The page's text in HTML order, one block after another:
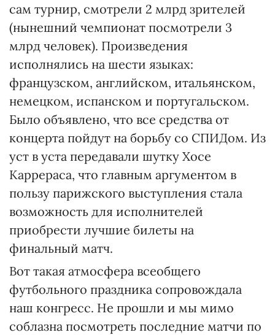
сам турнир, смотрели 2 млрд зрителей
(нынешний чемпионат посмотрели 3
млрд человек). Произведения
исполнялись на шести языках:
французском, английском, итальянском,
немецком, испанском и португальском.
Было объявлено, что все средства от
концерта пойдут на борьбу со СПИДом. Из
уст в уста передавали шутку Хосе
Каррераса, что главным аргументом в
пользу парижского выступления стала
возможность для исполнителей
приобрести лучшие билеты на
финальный матч.
Вот такая атмосфера всеобщего
футбольного праздника сопровождала
наш конгресс. Не прошли и мы мимо
соблазна посмотреть последние матчи по